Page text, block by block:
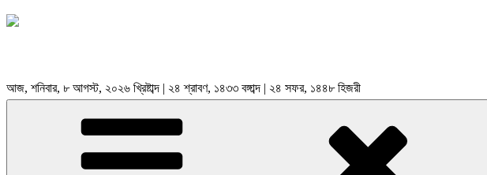
আজ, শনিবার, ৮ আগস্ট, ২০২৬ খ্রিষ্টাব্দ | ২৪ শ্রাবণ, ১৪৩৩ বঙ্গাব্দ | ২৪ সফর, ১৪৪৮ হিজরী